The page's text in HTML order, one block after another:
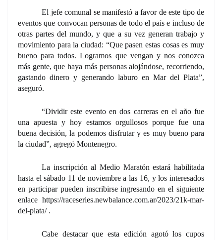
El jefe comunal se manifestó a favor de este tipo de
eventosque convocan personas de todo el país e incluso de
otras partes del mundo, y que a su vez generan trabajo y
movimiento para la ciudad: “Que pasen estas cosas es muy
bueno para todos.Logramos que vengan y nos conozca
más gente, que haya más personas alojándose, recorriendo,
gastando dinero y generando laburo en Mar del Plata”,
aseguró.
“Dividir este evento en dos carreras en el año fue
una apuesta y hoy estamos orgullosos porque fue una
buena decisión, la podemos disfrutary es muy bueno para
la ciudad”, agregó Montenegro.
La inscripción al Medio Maratón estará habilitada
hasta el sábado 11 de noviembre a las 16, y los interesados
en participarpueden inscribirse ingresando en el siguiente
enlace https://raceseries.newbalance.com.ar/2023/21k-mar-
del-plata/.
Cabe destacar que esta edición agotó los cupos